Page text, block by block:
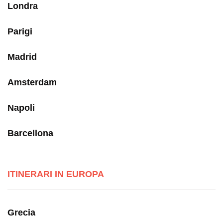
Londra
Parigi
Madrid
Amsterdam
Napoli
Barcellona
ITINERARI IN EUROPA
Grecia